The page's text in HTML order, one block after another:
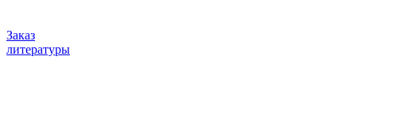
Заказ
литературы